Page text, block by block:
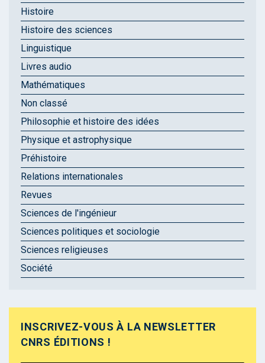
Histoire
Histoire des sciences
Linguistique
Livres audio
Mathématiques
Non classé
Philosophie et histoire des idées
Physique et astrophysique
Préhistoire
Relations internationales
Revues
Sciences de l'ingénieur
Sciences politiques et sociologie
Sciences religieuses
Société
INSCRIVEZ-VOUS À LA NEWSLETTER
CNRS ÉDITIONS !